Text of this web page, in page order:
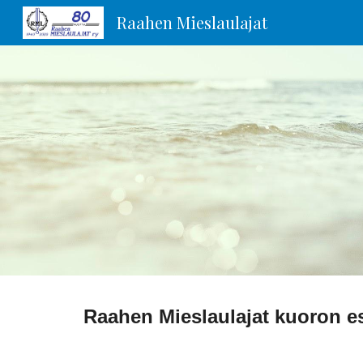
Raahen Mieslaulajat
Raahen Mieslaulajat kuoron